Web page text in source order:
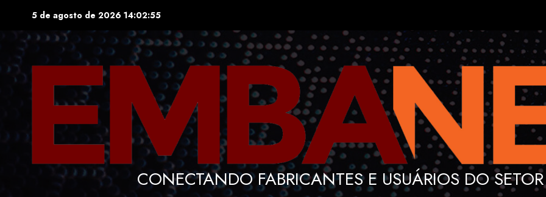
content
5 de agosto de 2026 14:02:57
CONECTANDO FABRICANTES E USUÁRIOS DO